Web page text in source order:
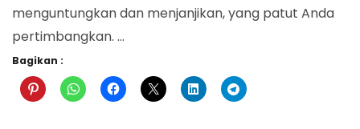
menguntungkan dan menjanjikan, yang patut Anda
pertimbangkan. …
Bagikan :